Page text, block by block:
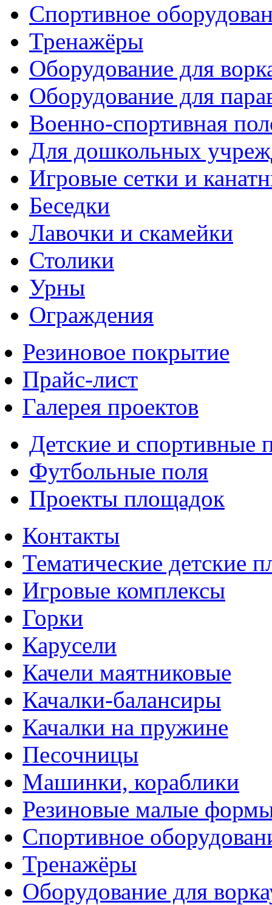
Спортивное
Тренажёры
Оборудование для
Оборудование для
Военно-спортивная
Для дошкольных
Игровые сетки и
Беседки
Лавочки и скамейки
Столики
Урны
Ограждения
Резиновое покрытие
Прайс-лист
Галерея проектов
Детские и спортивные
Футбольные поля
Проекты площадок
Контакты
Тематические детские
Игровые комплексы
Горки
Карусели
Качели маятниковые
Качалки-балансиры
Качалки на пружине
Песочницы
Машинки, кораблики
Резиновые малые
Спортивное
Тренажёры
Оборудование для